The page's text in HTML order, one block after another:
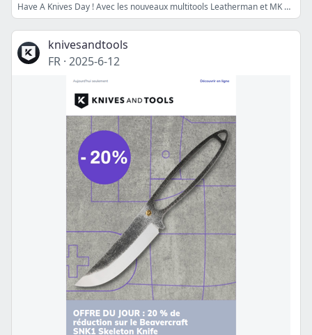
Have A Knives Day ! Avec les nouveaux multitools Leatherman et MK Knives & Tools
knivesandtools
FR · 2025-6-12